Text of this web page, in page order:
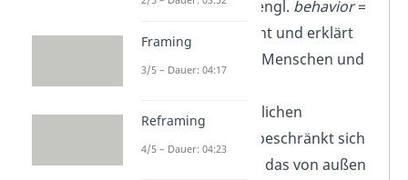
Behaviorism; von engl. behavior=
verhalten
) erforscht und erklärt
das Verhalten von Menschen und
naturwissenschaftlichen
Methoden. Dabei beschränkt sich
ein Behaviorist auf das von außen
Framing
3/5 – Dauer: 04:17
Reframing
4/5 – Dauer: 04:23